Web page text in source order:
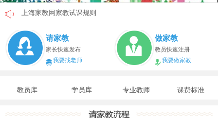
上海家教网家教试课规则
上海家教网免责声明
教员首次给家长打电话注意事项
上海家教网教员首次上门试教注意事项
上海家教网女生家教安全必读！
上海家教网大学生做家教安全须知！
请家教
家长快速发布
我要找老师
做家教
教员快速注册
我要做家教
教员库 学员库 专业教师 课费标准